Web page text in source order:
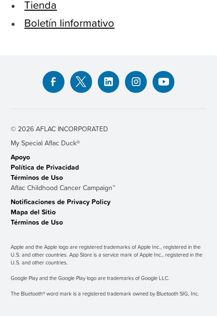
Tienda
Boletín Iinformativo
© 2026 AFLAC INCORPORATED
My Special Aﬂac Duck®
Apoyo
Política de Privacidad
Términos de Uso
Aflac Childhood Cancer Campaign™
Notificaciones de Privacy Policy
Mapa del Sitio
Términos de Uso
Apple and the Apple logo are registered trademarks of Apple Inc., registered in the
U.S. and other countries. App Store is a service mark of Apple Inc., registered in the
U.S. and other countries.
Google Play and the Google Play logo are trademarks of Google LLC.
The Bluetooth® word mark is a registered trademark owned by Bluetooth SIG, Inc.